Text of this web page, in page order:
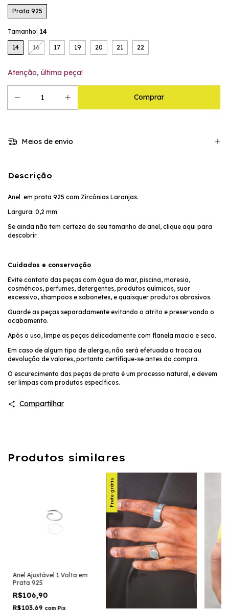
Prata 925
Tamanho: 14
14 16 17 19 20 21 22
Atenção, última peça!
Meios de envio
Descrição
Anel em prata 925 com Zircônias Laranjas.
Largura: 0,2 mm
Se ainda não tem certeza do seu tamanho de anel, clique aqui para
descobrir.
Cuidados e conservação
Evite contato das peças com água do mar, piscina, maresia,
cosméticos, perfumes, detergentes, produtos químicos, suor
excessivo, shampoos e sabonetes, e quaisquer produtos abrasivos.
Guarde as peças separadamente evitando o atrito e preservando o
acabamento.
Após o uso, limpe as peças delicadamente com flanela macia e seca.
Em caso de algum tipo de alergia, não será efetuada a troca ou
devolução de valores, portanto certifique-se antes da compra.
O escurecimento das peças de prata é um processo natural, e devem
ser limpas com produtos específicos.
Compartilhar
Produtos similares
Anel Ajustável 1 Volta em
Prata 925
R$106,90
R$103,69 com Pix
Frete grátis